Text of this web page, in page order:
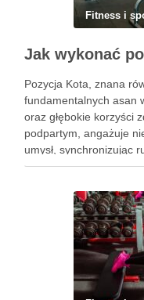
Fitness i
Pozycja Kota, znana
fundamentalnych asan
oraz głębokie korzyści
podpartym, angażuje
umysł, synchronizując
praktyka nie tylko